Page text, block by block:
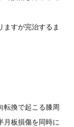
ますが完治するま
転換で起こる膝周
月板損傷を同時に